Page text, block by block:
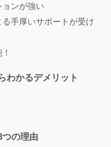
ンが強い
手厚いサポートが受け
わかるデメリット
つの理由